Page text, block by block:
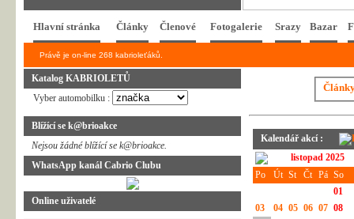
Hlavní stránka Články Členové Fotogalerie Srazy Bazar
Právě je on-line 268 kabrioleťáků.
Katalog KABRIOLETŮ
Vyber automobilku :
Blížící se k@brioakce
Nejsou žádné blížící se k@brioakce.
WhatsApp kanál Cabrio Clubu
Online uživatelé
Kalendář akcí :
listopad 2025
Po
Út St Čt Pá So
01
03
04 05 06 07 08